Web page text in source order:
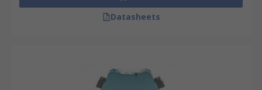
Datasheets